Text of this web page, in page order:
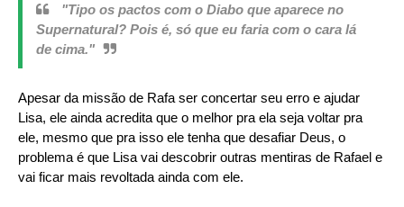
"Tipo os pactos com o Diabo que aparece no
Supernatural? Pois é, só que eu faria com o cara lá
de cima."
Apesar da missão de Rafa ser concertar seu erro e ajudar
Lisa, ele ainda acredita que o melhor pra ela seja voltar pra
ele, mesmo que pra isso ele tenha que desafiar Deus, o
problema é que Lisa vai descobrir outras mentiras de Rafael e
vai ficar mais revoltada ainda com ele.